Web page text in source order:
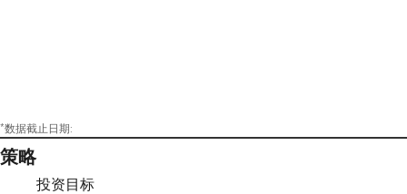
*数据截止日期:
策略
投资目标